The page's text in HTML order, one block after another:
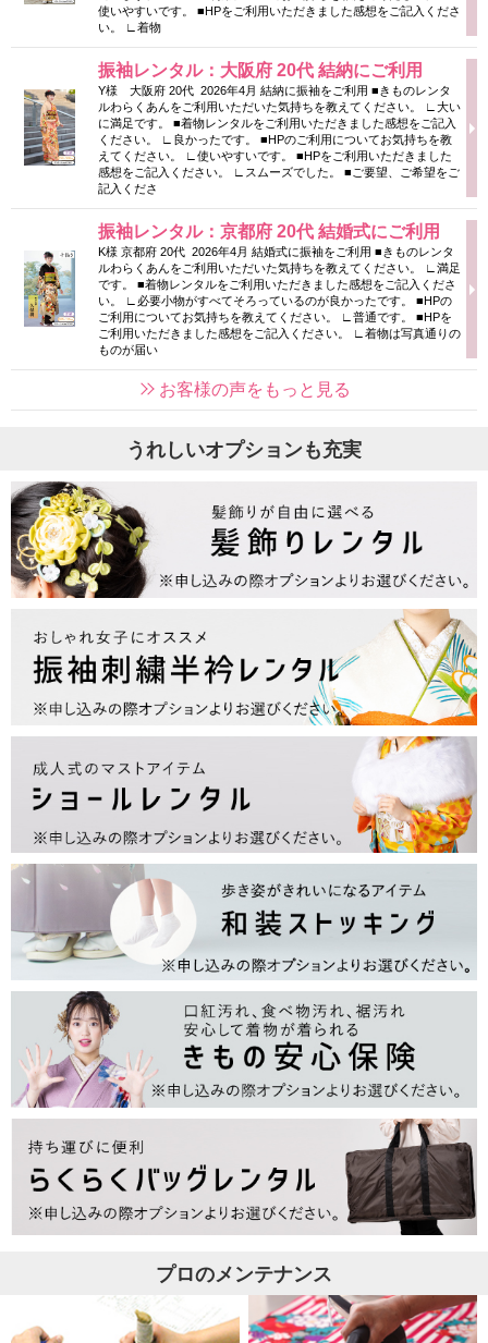
使いやすいです。 ■HPをご利用いただきました感想をご記入くださ
い。 ∟着物
振袖レンタル：大阪府 20代 結納にご利用
Y様 大阪府 20代 2026年4月 結納に振袖をご利用 ■きものレンタ
ルわらくあんをご利用いただいた気持ちを教えてください。 ∟大い
に満足です。 ■着物レンタルをご利用いただきました感想をご記入
ください。 ∟良かったです。 ■HPのご利用についてお気持ちを教
えてください。 ∟使いやすいです。 ■HPをご利用いただきました
感想をご記入ください。 ∟スムーズでした。 ■ご要望、ご希望をご
記入くださ
振袖レンタル：京都府 20代 結婚式にご利用
K様 京都府 20代 2026年4月 結婚式に振袖をご利用 ■きものレンタ
ルわらくあんをご利用いただいた気持ちを教えてください。 ∟満足
です。 ■着物レンタルをご利用いただきました感想をご記入くださ
い。 ∟必要小物がすべてそろっているのが良かったです。 ■HPの
ご利用についてお気持ちを教えてください。 ∟普通です。 ■HPを
ご利用いただきました感想をご記入ください。 ∟着物は写真通りの
ものが届い
お客様の声をもっと見る
うれしいオプションも充実
プロのメンテナンス